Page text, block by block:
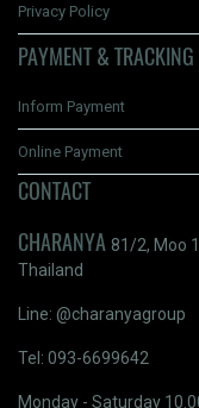
Privacy Policy
PAYMENT & TRACKING
Inform Payment
Online Payment
CONTACT
CHARANYA 81/2, Moo
Thailand
Line: @charanyagroup
Tel: 093-6699642
Monday - Saturday